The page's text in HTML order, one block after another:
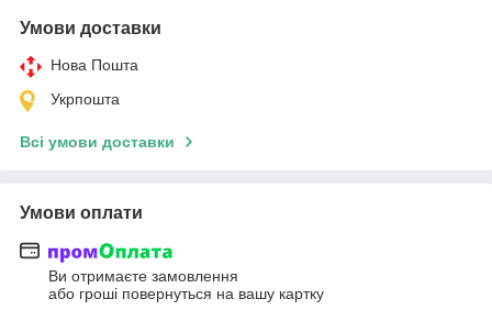
Умови доставки
Нова Пошта
Укрпошта
Всі умови доставки
Умови оплати
Ви отримаєте замовлення
або гроші повернуться на вашу картку